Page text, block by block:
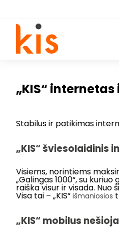
„KIS“
Stabilus ir patikimas
„KIS“ šviesolaidinis
Visiems, norintiems
„Galingas 1000“, su
raiška visur ir visada.
Visa tai – „KIS“ išmaniosios
„KIS“ mobilus